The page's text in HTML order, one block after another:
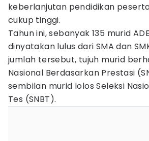
keberlanjutan pendidikan
cukup tinggi.
Tahun ini, sebanyak 135 murid
dinyatakan lulus dari SMA dan
jumlah tersebut, tujuh murid
Nasional Berdasarkan Prestasi
sembilan murid lolos Seleksi
Tes (SNBT).